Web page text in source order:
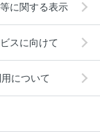
に関する表示
スに向けて
について